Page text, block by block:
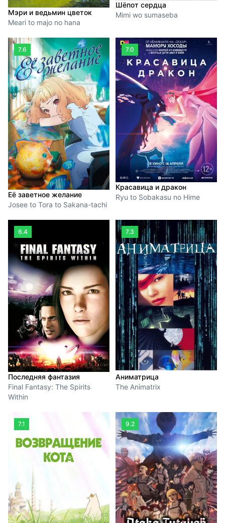
Мэри и ведьмин цветок
Meari to majo no hana
Шёпот сердца
Mimi wo sumaseba
7.6
Её заветное желание
Josee to Tora to Sakana-tachi
7.0
Красавица и дракон
Ryu to Sobakasu no Hime
6.4
Последняя фантазия
Final Fantasy: The Spirits
Within
7.3
Аниматрица
The Animatrix
7.1 9.2